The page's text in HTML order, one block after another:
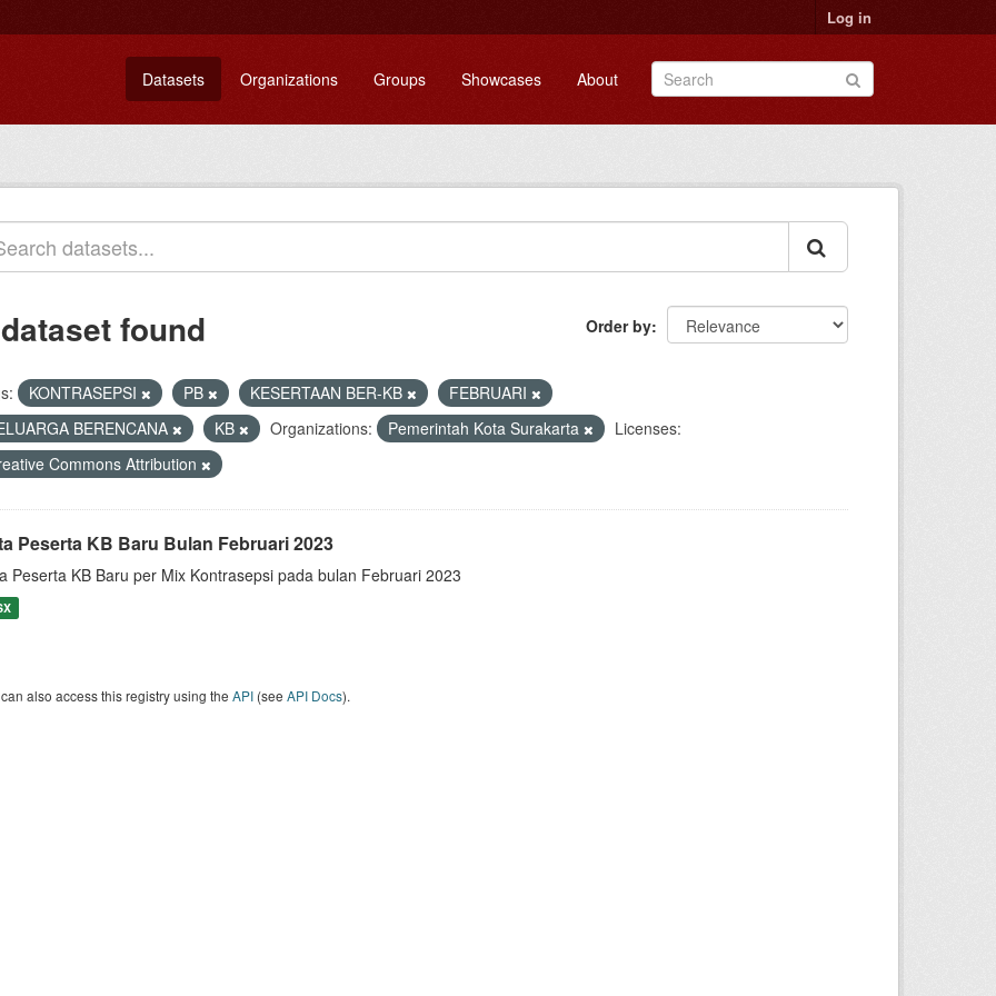
Log in
Datasets Organizations Groups Showcases About
Order by
found
KONTRASEPSI PB KESERTAAN BER-KB
FEBRUARI
BERENCANA
KB Organizations: Pemerintah Kota Surakarta
Licenses:
Commons Attribution
Peserta KB Baru Bulan Februari 2023
Peserta KB Baru per Mix Kontrasepsi pada bulan Februari 2023
also access this registry using the API (see API Docs).